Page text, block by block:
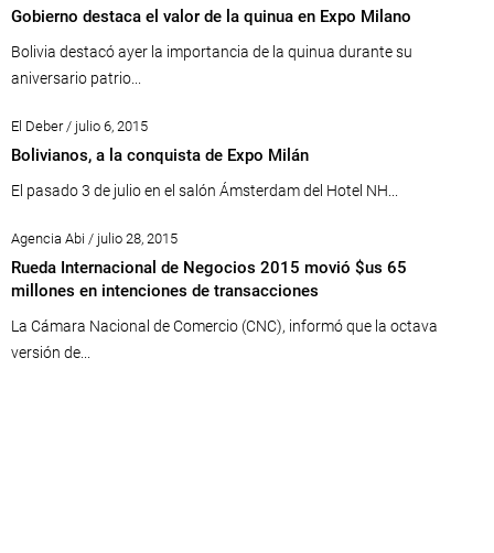
Gobierno destaca el valor de la quinua en Expo Milano
Bolivia destacó ayer la importancia de la quinua durante su
aniversario patrio...
El Deber / julio 6, 2015
Bolivianos, a la conquista de Expo Milán
El pasado 3 de julio en el salón Ámsterdam del Hotel NH...
Agencia Abi / julio 28, 2015
Rueda Internacional de Negocios 2015 movió $us 65
millones en intenciones de transacciones
La Cámara Nacional de Comercio (CNC), informó que la octava
versión de...